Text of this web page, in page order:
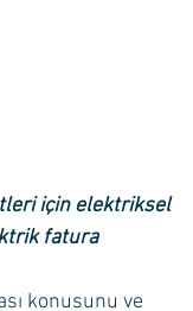
için elektriksel
fatura
konusunu ve